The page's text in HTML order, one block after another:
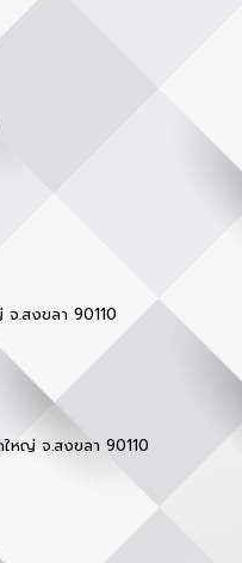
.สงขลา 90110
หญ่ จ.สงขลา 90110